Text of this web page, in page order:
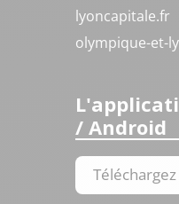
lyoncapitale.fr
olympique-et-
/ Android